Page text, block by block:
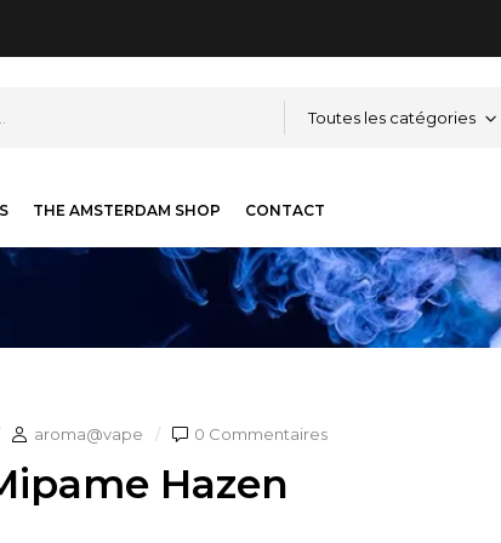
Toutes les catégories
THE AMSTERDAM SHOP CONTACT
aroma@vape 0 Commentaires
Hazen